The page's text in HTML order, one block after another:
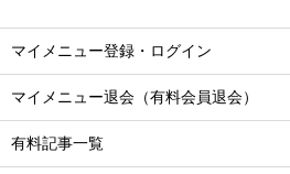
マイメニュー登録・ログイン
マイメニュー退会（有料会員退会）
有料記事一覧